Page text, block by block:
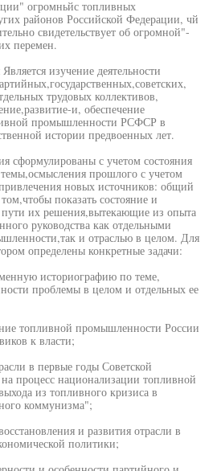
огромньйс топливных
районов Российской Федерации, чй
свидетельствует об огромной"-
перемен.
изучение деятельности
трудовых коллективов,
и, обеспечение
промышленности РСФСР в
истории предвоенных лет.
сформулированы с учетом состояния
прошлого с учетом
новых источников: общий
показать состояние и
их решения,вытекающие из опыта
руководства как отдельными
и отраслью в целом. Для
определены конкретные задачи:
историографию по теме,
проблемы в целом и отдельных ее
топливной промышленности России
к власти;
в первые годы Советской
процесс национализации топливной
из топливного кризиса в
коммунизма";
и развития отрасли в
политики;